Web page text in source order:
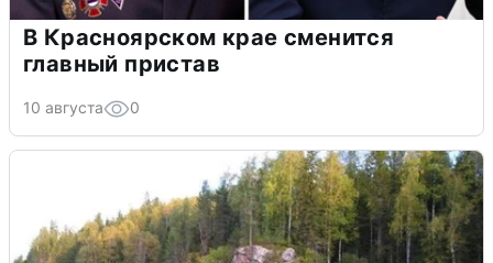
В Красноярском крае сменится
главный пристав
10 августа 0